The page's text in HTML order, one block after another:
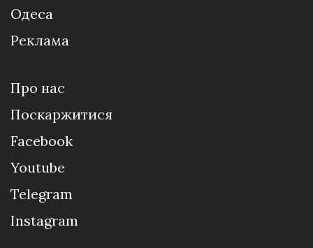
Одеса
Реклама
Про нас
Поскаржитися
Facebook
Youtube
Telegram
Instagram